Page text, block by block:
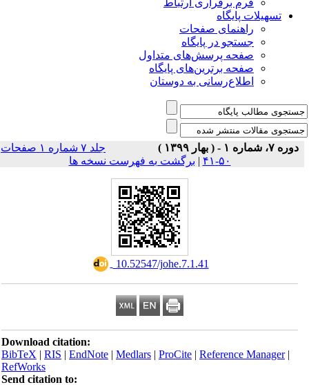
ارتباط
متداول
پایگاه
به دوستان
جلد ۷ شماره ۱ صفحات
برگشت به فهرست نسخه ها
‎ 10.52547/johe.7.1.41
BibTeX|RIS| EndNote |Medlars|ProCite|